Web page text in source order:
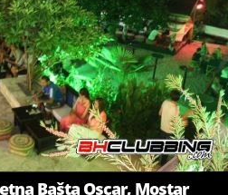
Bašta Oscar, Mostar